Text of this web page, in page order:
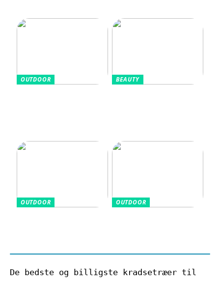
OUTDOOR BEAUTY
OUTDOOR OUTDOOR
De bedste og billigste kradsetræer til